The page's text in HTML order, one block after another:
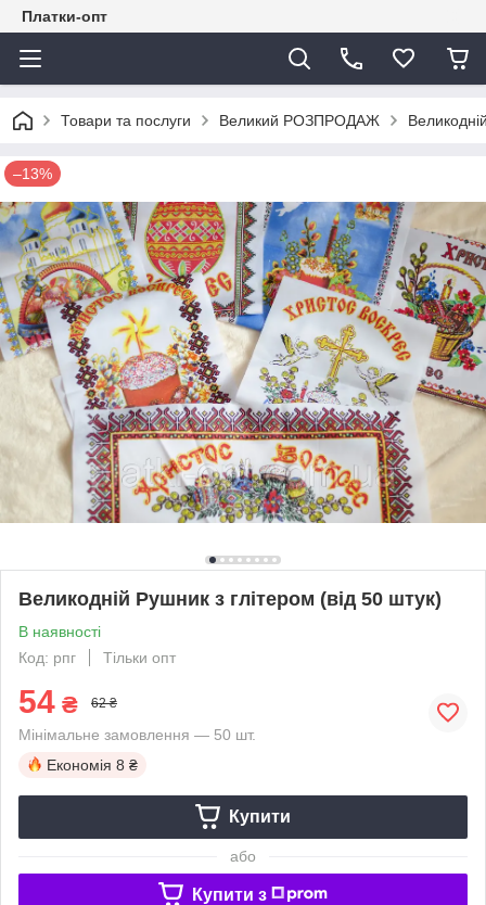
Платки-опт
Товари та послуги Великий РОЗПРОДАЖ
–13%
Великодній Рушник з глітером (від 50 штук)
В наявності
Код: рпг
Тільки опт
54 ₴ 62 ₴
Мінімальне замовлення — 50 шт.
Економія 8 ₴
Купити
або
Купити з